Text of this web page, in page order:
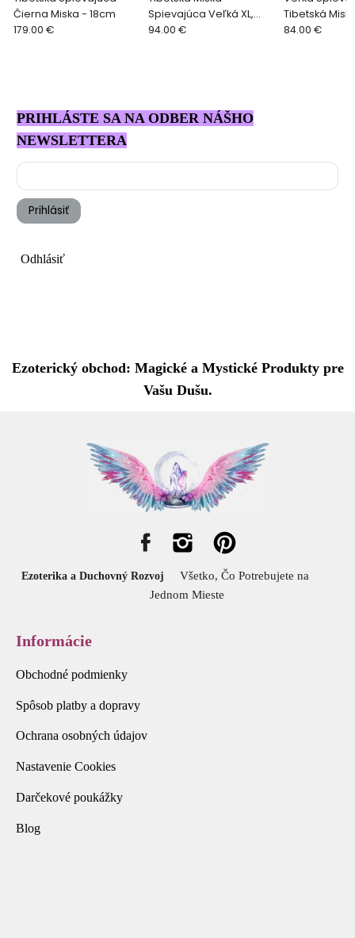
Čierna Miska - 18cm
179.00 €
Spievajúca Veľká XL,
19cm
94.00 €
Tibetská
14cm
84.00 €
PRIHLÁSTE SA NA ODBER NÁŠHO
NEWSLETTERA
Prihlásiť
Odhlásiť
Ezoterický obchod: Magické a Mystické Produkty pre
Vašu Dušu.
Ezoterika a Duchovný Rozvoj
Všetko, Čo Potrebujete na
Jednom Mieste
Informácie
Obchodné podmienky
Spôsob platby a dopravy
Ochrana osobných údajov
Nastavenie Cookies
Darčekové poukážky
Blog